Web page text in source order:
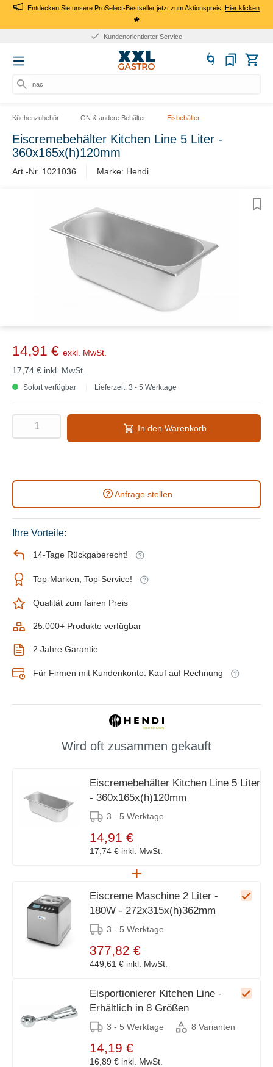
Entdecken Sie unsere ProSelect-Bestseller jetzt zum Aktionspreis.Hier klicken
*
Kundenorientierter Service
nach
Küchenzubehör GN & andere Behälter Eisbehälter
Eiscremebehälter Kitchen Line 5 Liter -
360x165x(h)120mm
Art.-Nr. 1021036 Marke: Hendi
14,91 € exkl. MwSt.
17,74 € inkl. MwSt.
Sofort verfügbar Lieferzeit: 3 - 5 Werktage
In den Warenkorb
Anfrage stellen
Ihre Vorteile:
14-Tage Rückgaberecht!
Top-Marken, Top-Service!
Qualität zum fairen Preis
25.000+ Produkte verfügbar
2 Jahre Garantie
Für Firmen mit Kundenkonto: Kauf auf Rechnung
Wird oft zusammen gekauft
Eiscremebehälter Kitchen Line 5 Liter
- 360x165x(h)120mm
3 - 5 Werktage
14,91 €
17,74 € inkl. MwSt.
Eiscreme Maschine 2 Liter -
180W - 272x315x(h)362mm
3 - 5 Werktage
377,82 €
449,61 € inkl. MwSt.
Eisportionierer Kitchen Line -
Erhältlich in 8 Größen
3 - 5 Werktage 8 Varianten
14,19 €
16,89 € inkl. MwSt.